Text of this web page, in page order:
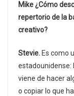
Mike ¿Cómo
repertorio de la
creativo?
Stevie. Es como
estadounidense:
viene de hacer
o copiar lo que